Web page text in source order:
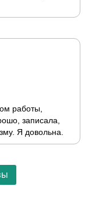
работы,
записала,
Я довольна.